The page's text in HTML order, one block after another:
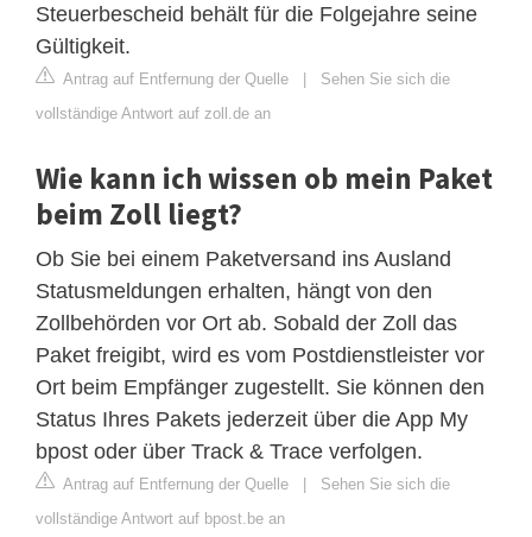
Steuerbescheid behält für die Folgejahre seine
Gültigkeit.
Antrag auf Entfernung der Quelle | Sehen Sie sich die
vollständige Antwort auf zoll.de an
Wie kann ich wissen ob mein Paket
beim Zoll liegt?
Ob Sie bei einem Paketversand ins Ausland
Statusmeldungen erhalten, hängt von den
Zollbehörden vor Ort ab. Sobald der Zoll das
Paket freigibt, wird es vom Postdienstleister vor
Ort beim Empfänger zugestellt. Sie können den
Status Ihres Pakets jederzeit über die App My
bpost oder über Track & Trace verfolgen.
Antrag auf Entfernung der Quelle | Sehen Sie sich die
vollständige Antwort auf bpost.be an